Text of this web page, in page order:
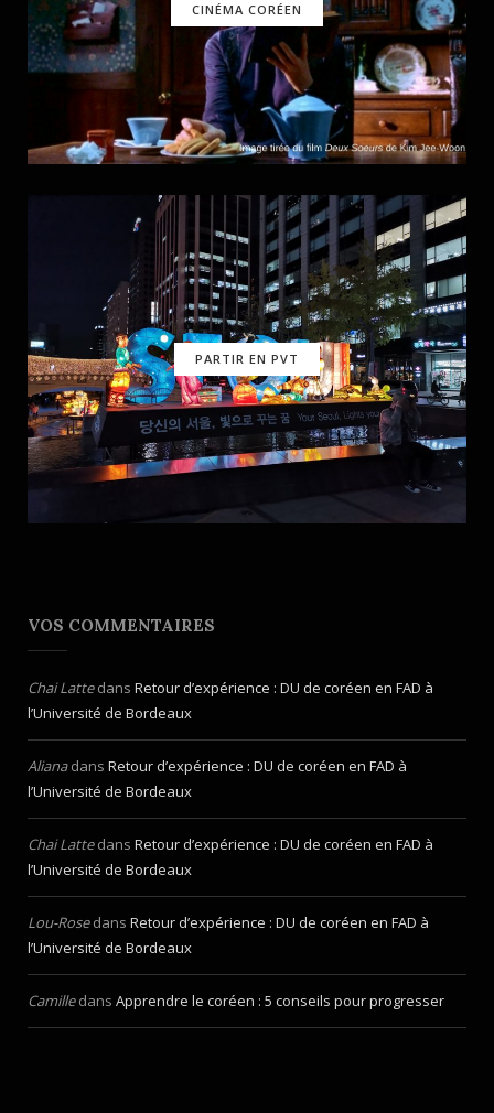
CINÉMA CORÉEN
PARTIR EN PVT
VOS COMMENTAIRES
Chai Lattedans Retour d’expérience : DU de coréen en FAD à
l’Université de Bordeaux
Alianadans Retour d’expérience : DU de coréen en FAD à
l’Université de Bordeaux
Chai Lattedans Retour d’expérience : DU de coréen en FAD à
l’Université de Bordeaux
Lou-Rosedans Retour d’expérience : DU de coréen en FAD à
l’Université de Bordeaux
Camilledans Apprendre le coréen : 5 conseils pour progresser